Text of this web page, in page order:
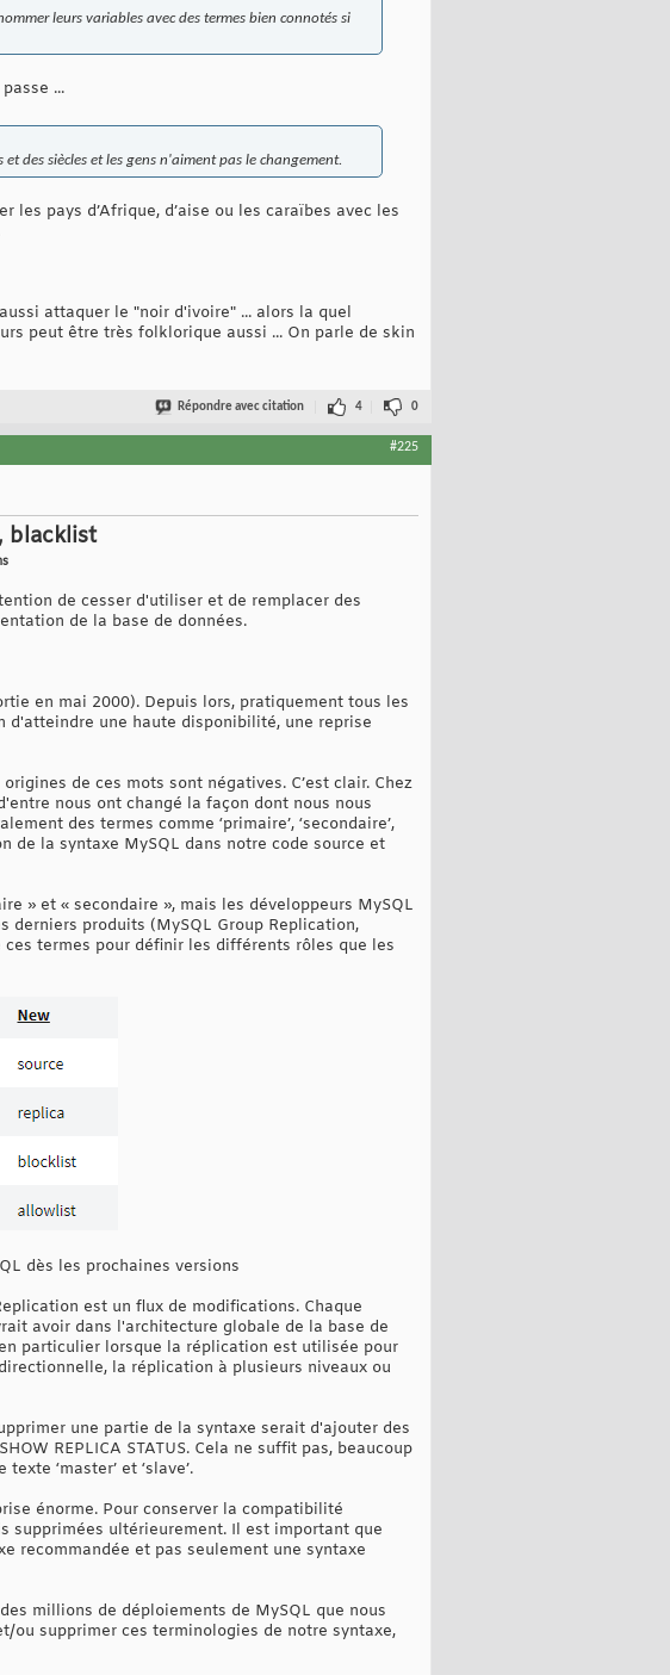
leurs variables avec des termes bien connotés si
...
des siècles et les gens n'aiment pas le changement.
pays d’Afrique, d’aise ou les caraïbes avec les
attaquer le "noir d'ivoire" ... alors la quel
peut être très folklorique aussi ... On parle de skin
Répondre avec citation 4 0
#225
blacklist
de cesser d'utiliser et de remplacer des
de la base de données.
en mai 2000). Depuis lors, pratiquement tous les
d'atteindre une haute disponibilité, une reprise
de ces mots sont négatives. C’est clair. Chez
nous ont changé la façon dont nous nous
des termes comme ‘primaire’, ‘secondaire’,
de la syntaxe MySQL dans notre code source et
» et « secondaire », mais les développeurs MySQL
derniers produits (MySQL Group Replication,
termes pour définir les différents rôles que les
dès les prochaines versions
est un flux de modifications. Chaque
avoir dans l'architecture globale de la base de
particulier lorsque la réplication est utilisée pour
la réplication à plusieurs niveaux ou
une partie de la syntaxe serait d'ajouter des
REPLICA STATUS. Cela ne suffit pas, beaucoup
‘master’ et ‘slave’.
énorme. Pour conserver la compatibilité
supprimées ultérieurement. Il est important que
recommandée et pas seulement une syntaxe
millions de déploiements de MySQL que nous
ou supprimer ces terminologies de notre syntaxe,